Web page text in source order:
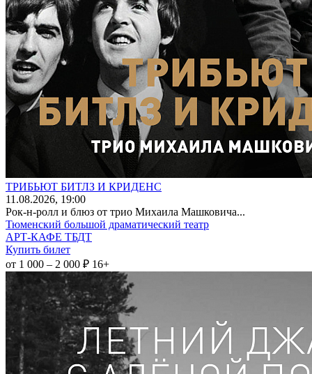
ТРИБЬЮТ БИТЛЗ И КРИДЕНС
11 .08.2026, 19:00
Рок-н-ролл и блюз от трио Михаила Машковича...
Тюменский большой драматический театр
АРТ-КАФЕ ТБДТ
Купить билет
от 1 000 – 2 000 ₽ 16+